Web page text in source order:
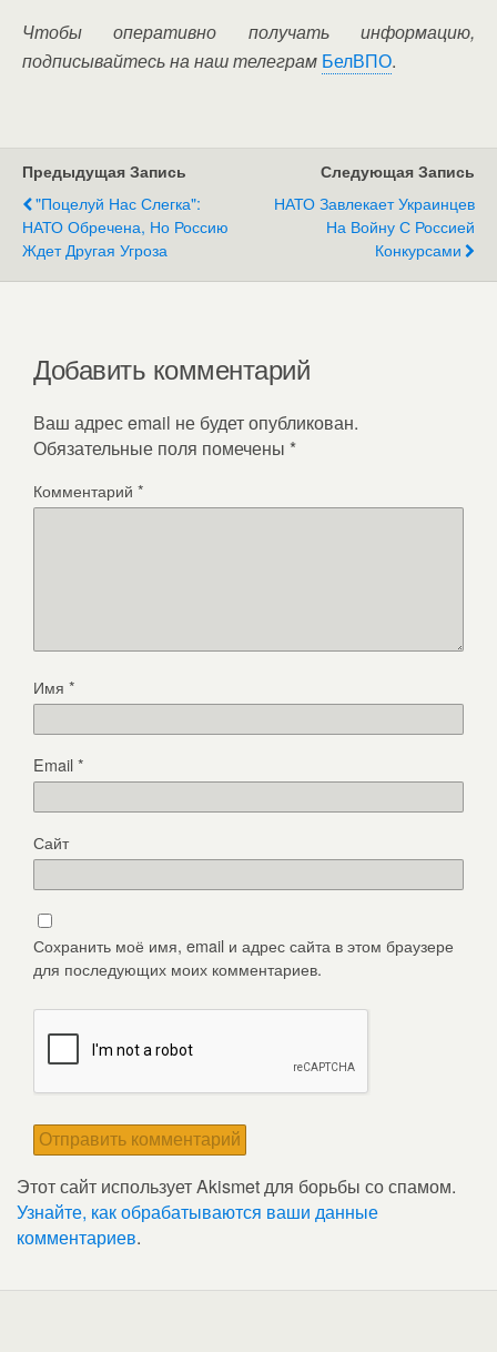
Чтобы оперативно получать информацию,
подписывайтесь на наш телеграм БелВПО.
Предыдущая Запись
"Поцелуй Нас Слегка":
НАТО Обречена, Но Россию
Ждет Другая Угроза
Следующая Запись
НАТО Завлекает Украинцев
На Войну С Россией
Конкурсами
Добавить комментарий
Ваш адрес email не будет опубликован.
Обязательные поля помечены *
Комментарий *
Имя *
Email*
Сайт
Сохранить моё имя, email и адрес сайта в этом браузере
для последующих моих комментариев.
Этот сайт использует Akismet для борьбы со спамом.
Узнайте, как обрабатываются ваши данные
комментариев.